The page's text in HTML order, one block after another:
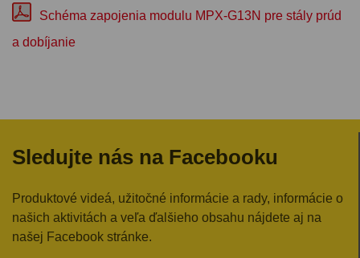
Schéma zapojenia modulu MPX-G13N pre stály prúd
a dobíjanie
Sledujte nás na Facebooku
Produktové videá, užitočné informácie a rady, informácie o
našich aktivitách a veľa ďalšieho obsahu nájdete aj na
našej Facebook stránke.